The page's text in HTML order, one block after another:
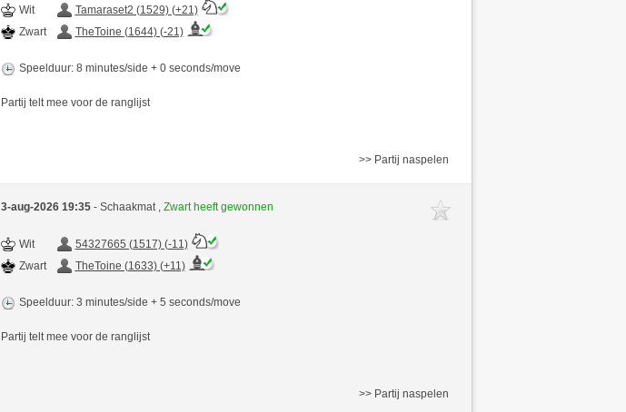
Wit
Tamaraset2 (1529) (+21)
Zwart
TheToine (1644) (-21)
Speelduur: 8 minutes/side + 0 seconds/move
Partij telt mee voor de ranglijst
>> Partij naspelen
3-aug-2026 19:35 - Schaakmat , Zwart heeft gewonnen
Wit
54327665 (1517) (-11)
Zwart
TheToine (1633) (+11)
Speelduur: 3 minutes/side + 5 seconds/move
Partij telt mee voor de ranglijst
>> Partij naspelen